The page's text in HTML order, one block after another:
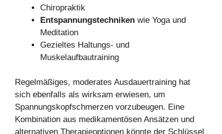
Chiropraktik
Entspannungstechniken wie Yoga und
Meditation
Gezieltes Haltungs- und
Muskelaufbautraining
Regelmäßiges, moderates Ausdauertraining hat
sich ebenfalls als wirksam erwiesen, um
Spannungskopfschmerzen vorzubeugen. Eine
Kombination aus medikamentösen Ansätzen und
alternativen Therapieoptionen könnte der Schlüssel